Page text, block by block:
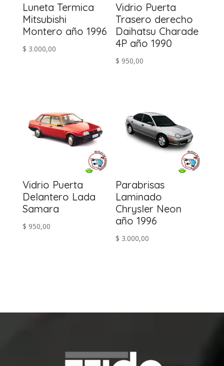
Luneta Termica
Mitsubishi
Montero año 1996
$ 3.000,00
Vidrio Puerta
Trasero derecho
Daihatsu Charade
4P año 1990
$ 950,00
Vidrio Puerta
Delantero Lada
Samara
$ 950,00
Parabrisas
Laminado
Chrysler Neon
año 1996
$ 3.000,00